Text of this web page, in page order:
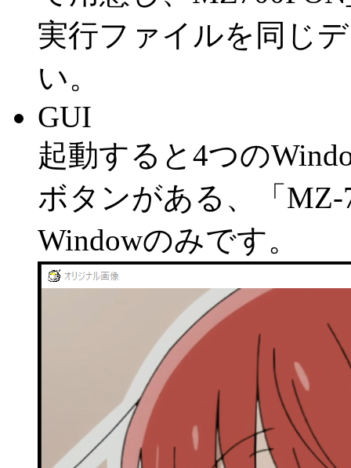
実行ファイルを同じ
い。
GUI
起動すると4つの
ボタンがある、「MZ-
Windowのみです。